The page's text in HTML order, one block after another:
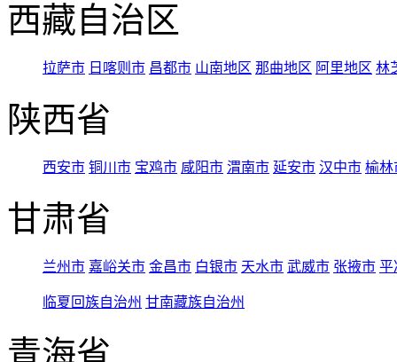
西藏自治区
拉萨市 日喀则市 昌都市 山南地区 那曲地区 阿里地区 林
陕西省
西安市 铜川市 宝鸡市 咸阳市 渭南市 延安市 汉中市 榆林
甘肃省
兰州市 嘉峪关市 金昌市 白银市 天水市 武威市 张掖市 平
临夏回族自治州 甘南藏族自治州
青海省